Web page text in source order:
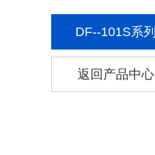
DF--101S系列
返回产品中心